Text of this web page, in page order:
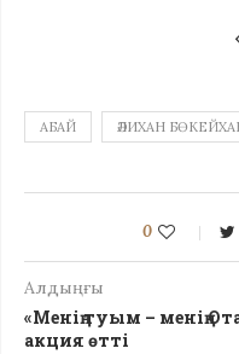
АБАЙ ӘЛИХАН
0
Алдыңғы
«Менің туым – менің
акция өтті